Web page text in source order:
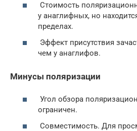
Стоимость
у анаглифных, но
пределах.
Эффект присутствия
чем у анаглифов.
Минусы поляризации
Угол обзора
ограничен.
Совместимость. Для